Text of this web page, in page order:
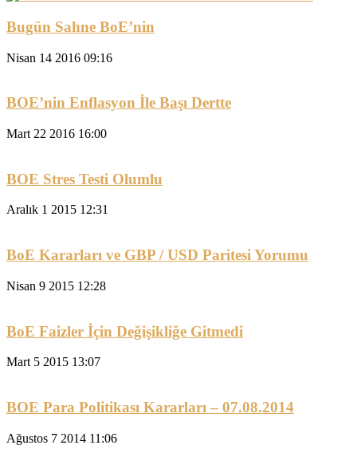
Bugün Sahne BoE’nin
Nisan 14 2016 09:16
BOE’nin Enflasyon İle Başı Dertte
Mart 22 2016 16:00
BOE Stres Testi Olumlu
Aralık 1 2015 12:31
BoE Kararları ve GBP / USD Paritesi Yorumu
Nisan 9 2015 12:28
BoE Faizler İçin Değişikliğe Gitmedi
Mart 5 2015 13:07
BOE Para Politikası Kararları – 07.08.2014
Ağustos 7 2014 11:06